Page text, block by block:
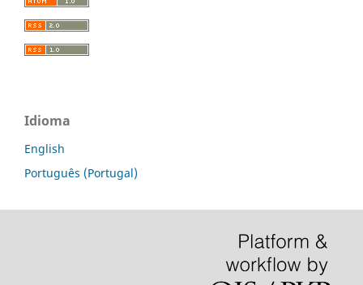
Idioma
English
Português (Portugal)